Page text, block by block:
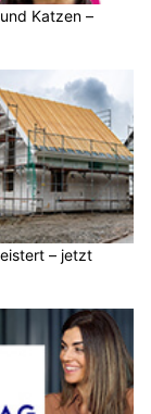
Katzen –
– jetzt